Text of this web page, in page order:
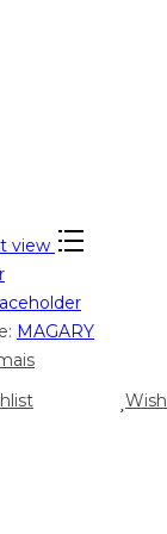
view
MAGARY